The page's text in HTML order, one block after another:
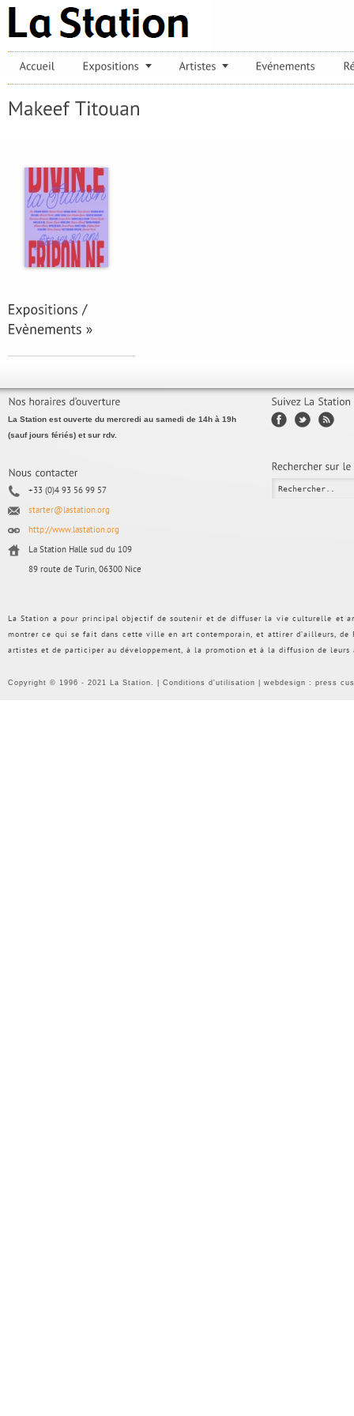
La Station est ouverte du mercredi au samedi de 14h à 19h
(sauf jours fériés) et sur rdv.
+33 (0)4 93 56 99 57
starter@lastation.org
http://www.lastation.org
La Station Halle sud du 109
89 route de Turin, 06300 Nice
La Station a pour principal objectif de soutenir et de diffuser la vie culturelle et
montrer ce qui se fait dans cette ville en art contemporain, et attirer d’ailleurs, de
artistes et de participer au développement, à la promotion et à la diffusion de
Copyright © 1996 - 2021 La Station. | Conditions d'utilisation | webdesign : press